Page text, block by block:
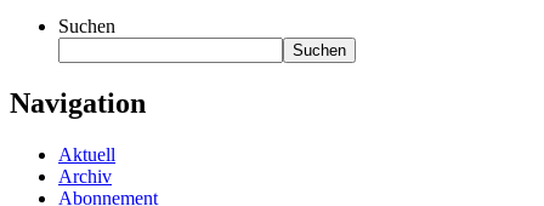
Suchen
Suchen
Navigation
Aktuell
Archiv
Abonnement